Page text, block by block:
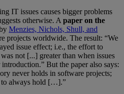
IT issues causes bigger problems
otherwise. A paper on the
Menzies, Nichols, Shull, and
projects worldwide. The result: “We
issue effect; i.e., the effort to
not [...] greater than when issues
But the paper also says:
never holds in software projects;
to always hold […].”